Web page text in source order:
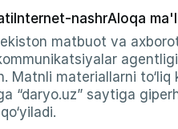
Internet-nashrAloqa
matbuot va
Matnli materiallarni
“daryo.uz” saytiga